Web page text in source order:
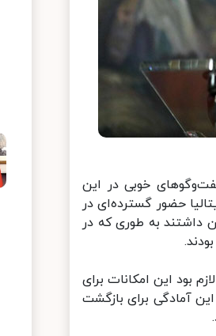
خوبی در این
حضور گسترده‌ای در
داشتند به طوری که در
بود این امکانات برای
آمادگی برای بازگشت